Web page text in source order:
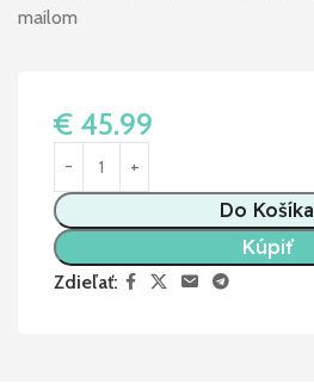
mailom
€ 45.99
Do Košíka
Kúpiť
Zdieľať: